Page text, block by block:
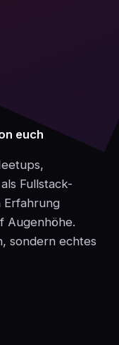
euch
Fullstack-
Erfahrung
Augenhöhe.
sondern echtes